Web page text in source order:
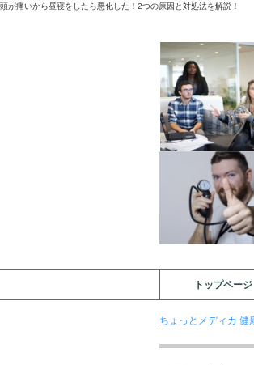
頭が痛いから昼寝をしたら悪化した！2つの原因と対処法を解説！
トップページ
ちょっとメディカ 健